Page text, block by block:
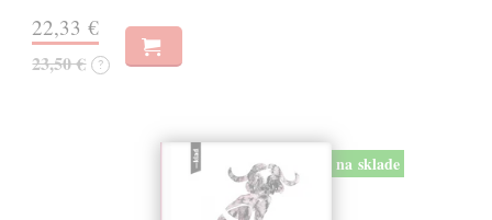
22,33 €
23,50 € ?
na sklade